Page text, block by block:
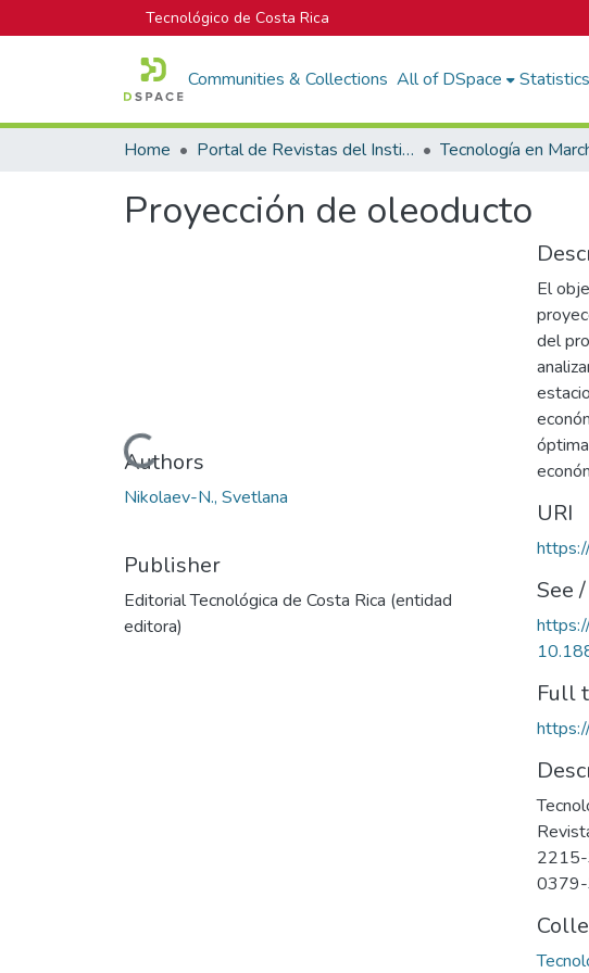
Tecnológico de Costa Rica
Communities & Collections All of DSpace Statistics
Home Portal de Revistas del Instituto Tecnológico de Costa Rica Tecnología en
Proyección de oleoducto
Loading...
Authors
Nikolaev-N., Svetlana
Publisher
Editorial Tecnológica de Costa Rica (entidad
editora)
El
del
URI
See
Full